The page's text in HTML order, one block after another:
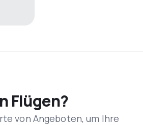
Flügen?
von Angeboten, um Ihre